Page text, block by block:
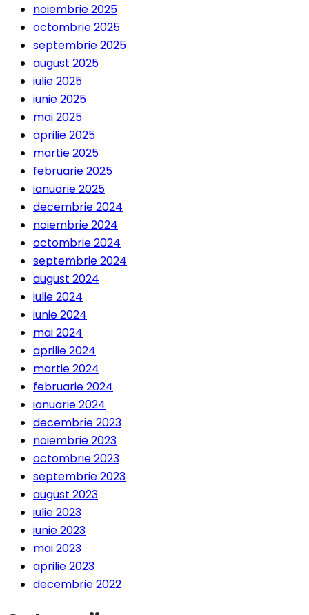
noiembrie 2025
octombrie 2025
septembrie 2025
august 2025
iulie 2025
iunie 2025
mai 2025
aprilie 2025
martie 2025
februarie 2025
ianuarie 2025
decembrie 2024
noiembrie 2024
octombrie 2024
septembrie 2024
august 2024
iulie 2024
iunie 2024
mai 2024
aprilie 2024
martie 2024
februarie 2024
ianuarie 2024
decembrie 2023
noiembrie 2023
octombrie 2023
septembrie 2023
august 2023
iulie 2023
iunie 2023
mai 2023
aprilie 2023
decembrie 2022